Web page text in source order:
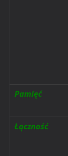
Pamięć
Łączność